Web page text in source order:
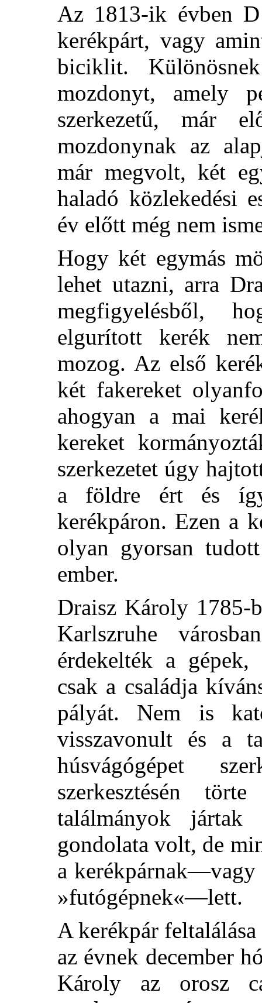
Az 1813-ik évben
kerékpárt, vagy
biciklit.
mozdonyt, amely
szerkezetű, már
mozdonynak az
már megvolt, két
haladó közlekedési
év előtt még nem
Hogy két egymás
lehet utazni, arra
megfigyelésből,
elgurított kerék
mozog. Az első
két fakereket
ahogyan a mai
kereket
szerkezetet úgy
a földre ért és
kerékpáron. Ezen a
olyan gyorsan
ember.
Draisz Károly 1785-
Karlszruhe
érdekelték a gépek,
csak a családja
pályát. Nem is
visszavonult és a
húsvágógépet
szerkesztésén
találmányok jártak
gondolata volt, de
a kerékpárnak—vagy
»futógépnek«—lett.
A kerékpár
az évnek december
Károly az orosz